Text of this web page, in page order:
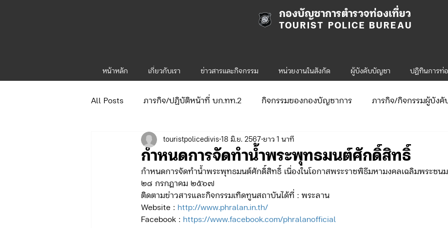
กองบัญชาการตำรวจท่องเที่ยว
TOURIST POLICE BUREAU
หน้าหลัก เกี่ยวกับเรา ข่าวสารและกิจกรรม หน่วยงานในสังกัด ผู้บังคับบัญชา ปฎิทินการท่
All Posts ภารกิจ/ปฏิบัติหน้าที่ บก.ทท.2 กิจกรรมของกองบัญชาการ ภารกิจ/กิจกรรมผู้บัง
ข่าวประกาศและคำสั่ง ข่าวรับสมัคร จัดซื้อจัดจ้าง/แผน/ตัวชี้วัด
จัดซื้อจัดจ้าง/แผน/ตัวชี้วัด ทท.1
ภารกิจ/กิจกรรมผู้บังคับบัญชา ทท.2 กิจกรรมของกองบังคับการท่องเที่ยว-2
กำหนดการจัดทำน้ำพระพุทธมนต์ศักดิ์สิทธิ์
touristpolicedivis 18 มิ.ย. 2567 ยาว 1 นาที
กำหนดการจัดทำน้ำพระพุทธมนต์ศักดิ์สิทธิ์ เนื่องในโอกาสพระราชพิธีมหามงคลเฉลิมพระช
๒๘ กรกฎาคม ๒๕๖๗
ติดตามข่าวสารและกิจกรรมเทิดทูนสถาบันได้ที่ : พระลาน
Website : http://www.phralan.in.th/
Facebook : https://www.facebook.com/phralanofficial